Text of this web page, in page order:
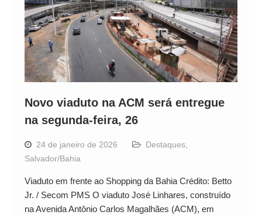
Novo viaduto na ACM será entregue
na segunda-feira, 26
24 de janeiro de 2026 Destaques,
Salvador/Bahia
Viaduto em frente ao Shopping da Bahia Crédito: Betto
Jr. / Secom PMS O viaduto José Linhares, construído
na Avenida Antônio Carlos Magalhães (ACM), em